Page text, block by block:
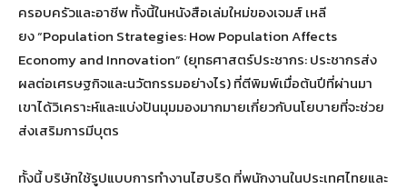
ครอบครัวและอาชีพ ทั้งนี้ในหนังสือเล่มใหม่ของเจมส์ เหลี
ยง “Population Strategies: How Population Affects
Economy and Innovation” (ยุทธศาสตร์ประชากร: ประชากรส่ง
ผลต่อเศรษฐกิจและนวัตกรรมอย่างไร) ที่ตีพิมพ์เมื่อต้นปีที่ผ่านมา
เขาได้วิเคราะห์และแบ่งปันมุมมองมากมายเกี่ยวกับนโยบายที่จะช่วย
ส่งเสริมการมีบุตร
ทั้งนี้ บริษัทใช้รูปแบบการทำงานไฮบริด ที่พนักงานในประเทศไทยและ